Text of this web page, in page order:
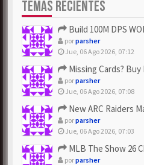
TEMAS RECIENTES
Build 100M DPS WORB
porparsher
Jue, 06 Ago 2026, 07:12
Missing Cards? Buy
porparsher
Jue, 06 Ago 2026, 07:08
New ARC Raiders
porparsher
Jue, 06 Ago 2026, 07:03
MLB The Show 26
porparsher